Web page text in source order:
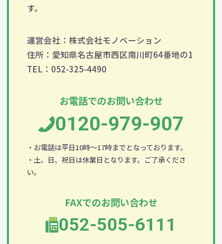
す。
運営会社：株式会社モノベーション
住所：愛知県名古屋市西区南川町64番地の1
TEL：052-325-4490
お電話でのお問い合わせ
0120-979-907
・お電話は平日10時～17時までとなっております。
・土、日、祝日は休業日となります。ご了承くださ
い。
FAXでのお問い合わせ
052-505-6111